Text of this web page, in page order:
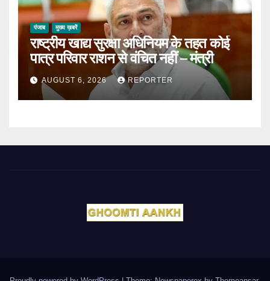
पंजाब मुख्य ख़बरें
राष्ट्रीय खाद्य सुरक्षा अधिनियम के तहत कोई
पात्र परिवार राशन से वंचित नहीं – मंत्री
AUGUST 6, 2026 REPORTER